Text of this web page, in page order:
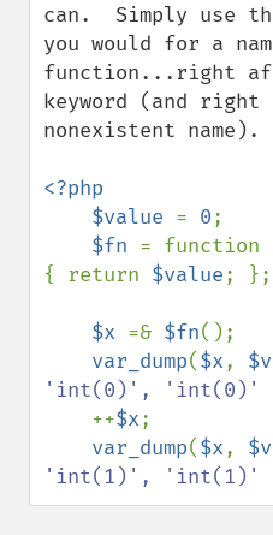
can.  Simply use
you would for a
function...right
keyword (and right
nonexistent name).
<?php
    $value
= 0;
$fn = function
{ return $value; };
$x =& $fn();
var_dump($x,
'int(0)', 'int(0)'
++$x;
var_dump($x,
'int(1)', 'int(1)'